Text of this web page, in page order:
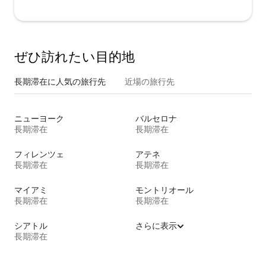
ぜひ訪⁠れ⁠た⁠い目⁠的⁠地
長期滞在に人気の旅行先 近場の旅行先
ニューヨーク
長期滞在
バルセロナ
長期滞在
フィレンツェ
長期滞在
アテネ
長期滞在
マイアミ
長期滞在
モントリオール
長期滞在
シアトル
長期滞在
さらに表示